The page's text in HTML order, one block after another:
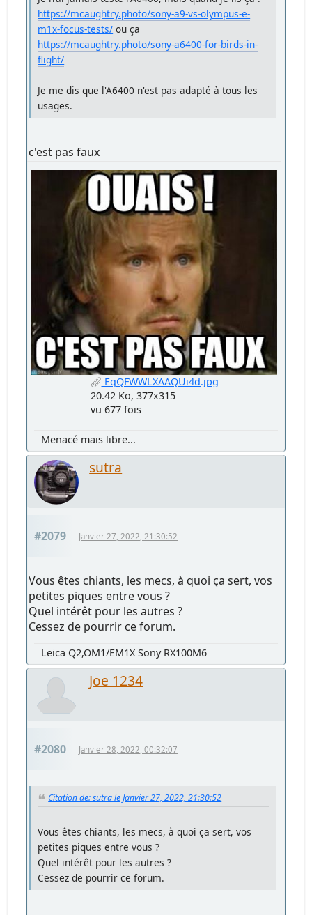
https://mcaughtry.photo/sony-a9-vs-olympus-e-
m1x-focus-tests/ ou ça
https://mcaughtry.photo/sony-a6400-for-birds-in-
flight/
Je me dis que l'A6400 n'est pas adapté à tous les
usages.
c'est pas faux
EqQFWWLXAAQUi4d.jpg
20.42 Ko, 377x315
vu 677 fois
Menacé mais libre...
sutra
#2079 Janvier 27, 2022, 21:30:52
Vous êtes chiants, les mecs, à quoi ça sert, vos
petites piques entre vous ?
Quel intérêt pour les autres ?
Cessez de pourrir ce forum.
Leica Q2,OM1/EM1X Sony RX100M6
Joe 1234
#2080 Janvier 28, 2022, 00:32:07
Citation de: sutra le Janvier 27, 2022, 21:30:52
Vous êtes chiants, les mecs, à quoi ça sert, vos
petites piques entre vous ?
Quel intérêt pour les autres ?
Cessez de pourrir ce forum.